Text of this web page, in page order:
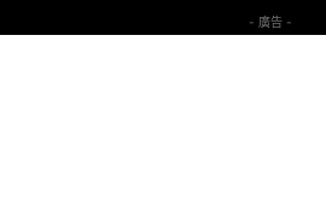
- 廣告 -